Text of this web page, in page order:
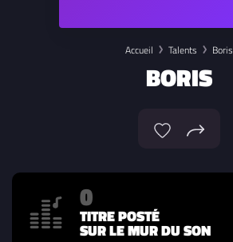
Accueil Talents Boris
BORIS
0
TITRE POSTÉ
SUR LE MUR DU SON